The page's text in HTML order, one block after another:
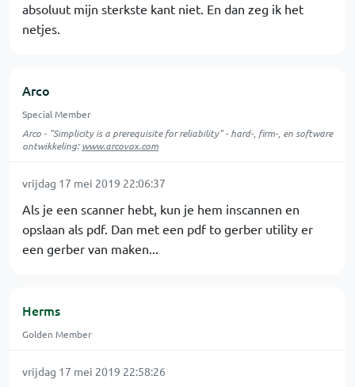
absoluut mijn sterkste kant niet. En dan zeg ik het
netjes.
Arco
Special Member
Arco - "Simplicity is a prerequisite for reliability" - hard-, firm-, en software
ontwikkeling:www.arcovox.com
vrijdag 17 mei 2019 22:06:37
Als je een scanner hebt, kun je hem inscannen en
opslaan als pdf. Dan met een pdf to gerber utility er
een gerber van maken...
Herms
Golden Member
vrijdag 17 mei 2019 22:58:26